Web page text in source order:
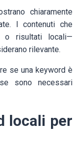
chiaramente
I contenuti che
o risultati locali—
rilevante.
se una keyword è
sono necessari
locali per